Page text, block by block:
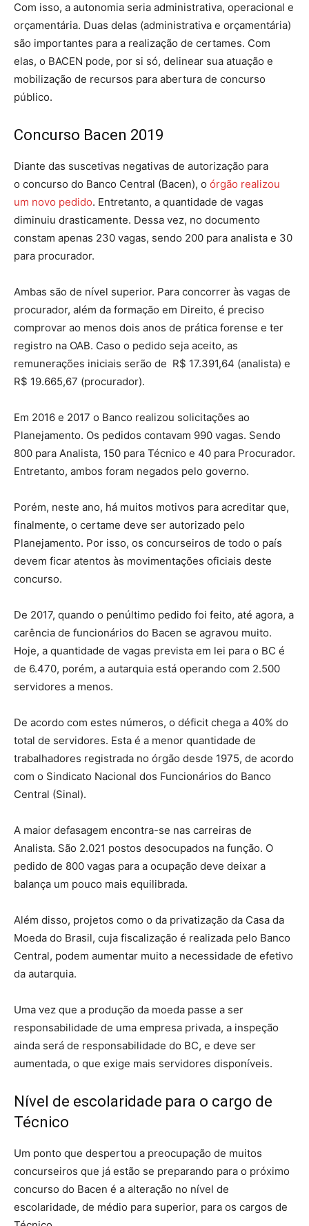
Com isso, a autonomia seria administrativa, operacional e
orçamentária. Duas delas (administrativa e orçamentária)
são importantes para a realização de certames. Com
elas, o BACEN pode, por si só, delinear sua atuação e
mobilização de recursos para abertura de concurso
público.
Concurso Bacen 2019
Diante das suscetivas negativas de autorização para
o concurso do Banco Central (Bacen), o órgão realizou
um novo pedido. Entretanto, a quantidade de vagas
diminuiu drasticamente. Dessa vez, no documento
constam apenas 230 vagas, sendo 200 para analista e 30
para procurador.
Ambas são de nível superior. Para concorrer às vagas de
procurador, além da formação em Direito, é preciso
comprovar ao menos dois anos de prática forense e ter
registro na OAB. Caso o pedido seja aceito, as
remunerações iniciais serão de R$ 17.391,64 (analista) e
R$ 19.665,67 (procurador).
Em 2016 e 2017 o Banco realizou solicitações ao
Planejamento. Os pedidos contavam 990 vagas. Sendo
800 para Analista, 150 para Técnico e 40 para Procurador.
Entretanto, ambos foram negados pelo governo.
Porém, neste ano, há muitos motivos para acreditar que,
finalmente, o certame deve ser autorizado pelo
Planejamento. Por isso, os concurseiros de todo o país
devem ficar atentos às movimentações oficiais deste
concurso.
De 2017, quando o penúltimo pedido foi feito, até agora, a
carência de funcionários do Bacen se agravou muito.
Hoje, a quantidade de vagas prevista em lei para o BC é
de 6.470, porém, a autarquia está operando com 2.500
servidores a menos.
De acordo com estes números, o déficit chega a 40% do
total de servidores. Esta é a menor quantidade de
trabalhadores registrada no órgão desde 1975, de acordo
com o Sindicato Nacional dos Funcionários do Banco
Central (Sinal).
A maior defasagem encontra-se nas carreiras de
Analista. São 2.021 postos desocupados na função. O
pedido de 800 vagas para a ocupação deve deixar a
balança um pouco mais equilibrada.
Além disso, projetos como o da privatização da Casa da
Moeda do Brasil, cuja fiscalização é realizada pelo Banco
Central, podem aumentar muito a necessidade de efetivo
da autarquia.
Uma vez que a produção da moeda passe a ser
responsabilidade de uma empresa privada, a inspeção
ainda será de responsabilidade do BC, e deve ser
aumentada, o que exige mais servidores disponíveis.
Nível de escolaridade para o cargo de
Técnico
Um ponto que despertou a preocupação de muitos
concurseiros que já estão se preparando para o próximo
concurso do Bacen é a alteração no nível de
escolaridade, de médio para superior, para os cargos de